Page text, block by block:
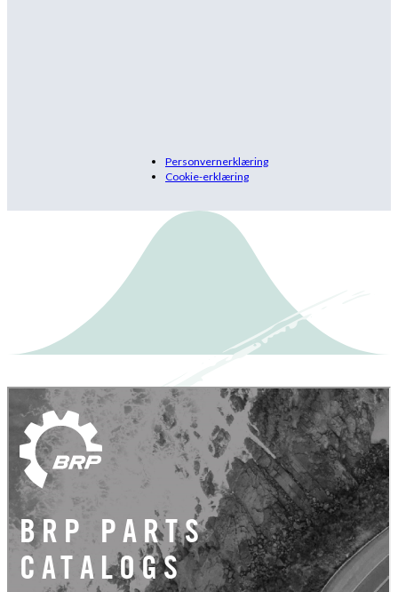
Personvernerklæring
Cookie-erklæring